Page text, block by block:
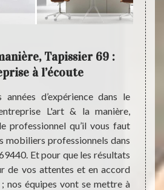
Tapissier 69 :
à l’écoute
d’expérience dans le
L'art & la manière,
professionnel qu’il vous faut
mobiliers professionnels dans
Et pour que les résultats
de vos attentes et en accord
nos équipes vont se mettre à